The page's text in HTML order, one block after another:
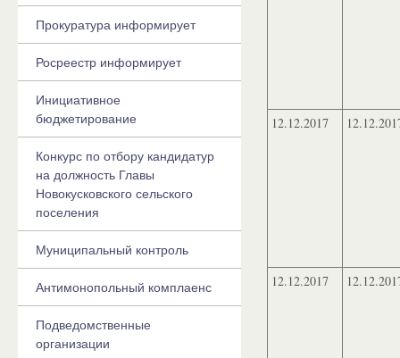
12.12.2017
12.12.2017
Прокуратура информирует
Росреестр информирует
Инициативное
бюджетирование
Конкурс по отбору кандидатур
на должность Главы
Новокусковского сельского
поселения
Муниципальный контроль
Антимонопольный комплаенс
Подведомственные
организации